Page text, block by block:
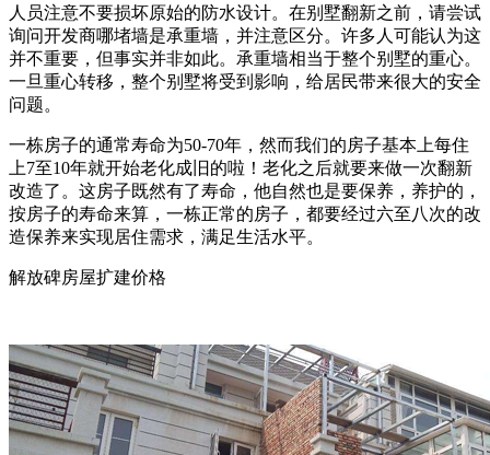
人员注意不要损坏原始的防水设计。在别墅翻新之前，请尝试
询问开发商哪堵墙是承重墙，并注意区分。许多人可能认为这
并不重要，但事实并非如此。承重墙相当于整个别墅的重心。
一旦重心转移，整个别墅将受到影响，给居民带来很大的安全
问题。
一栋房子的通常寿命为50-70年，然而我们的房子基本上每住
上7至10年就开始老化成旧的啦！老化之后就要来做一次翻新
改造了。这房子既然有了寿命，他自然也是要保养，养护的，
按房子的寿命来算，一栋正常的房子，都要经过六至八次的改
造保养来实现居住需求，满足生活水平。
解放碑房屋扩建价格